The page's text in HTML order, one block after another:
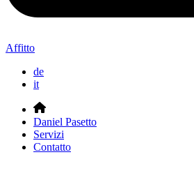
Affitto
de
it
Daniel Pasetto
Servizi
Contatto